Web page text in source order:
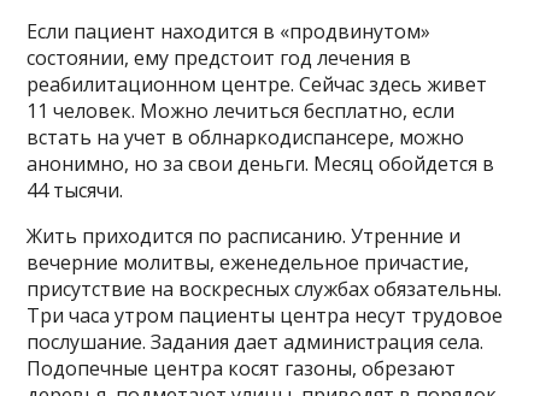
Если пациент находится в «продвинутом»
состоянии, ему предстоит год лечения в
реабилитационном центре. Сейчас здесь живет
11 человек. Можно лечиться бесплатно, если
встать на учет в облнаркодиспансере, можно
анонимно, но за свои деньги. Месяц обойдется в
44 тысячи.
Жить приходится по расписанию. Утренние и
вечерние молитвы, еженедельное причастие,
присутствие на воскресных службах обязательны.
Три часа утром пациенты центра несут трудовое
послушание. Задания дает администрация села.
Подопечные центра косят газоны, обрезают